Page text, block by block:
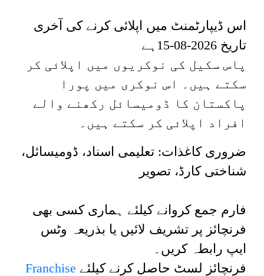
اس ڈیپارٹمنٹ میں اپلائی کرنے کی آخری
تاریخ 2026-08-15
ہے
پاس سکیل کی نوکریوں میں اپلائی کر
سکتے ہیں۔
اس نوکری میں پورا
پاکستان کا ڈومیسائل رکھنے والے
افراد اپلائی کر سکتے ہیں۔
ضروری کاغذات: تعلیمی اسناد، ڈومیسائل،
شناختی کارڈ، تصویر
فارم جمع کروانے کیلئے ہماری کسی بھی
فرنچائز پر تشریف لائیں یا بذریعہ وٹس
ایپ رابطہ کریں۔
فرنچائز لسٹ حاصل کرنے کیلئے Franchise